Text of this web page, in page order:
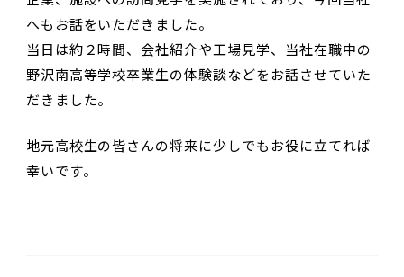
へもお話をいただきました。
当日は約２時間、会社紹介や工場見学、当社在職中の
野沢南高等学校卒業生の体験談などをお話させていた
だきました。
地元高校生の皆さんの将来に少しでもお役に立てれば
幸いです。